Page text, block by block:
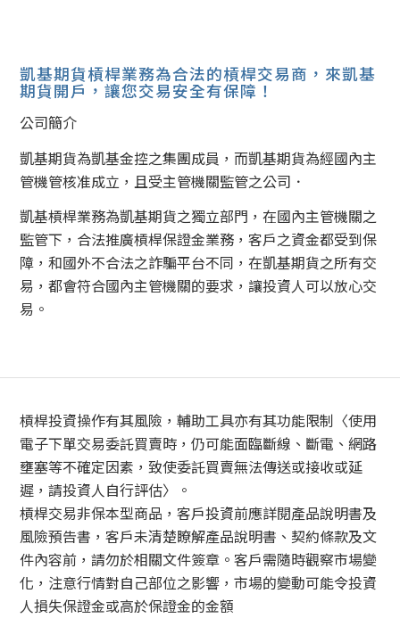
凱基期貨槓桿業務為合法的槓桿交易商，來凱基
期貨開戶，讓您交易安全有保障！
公司簡介
凱基期貨為凱基金控之集團成員，而凱基期貨為經國內主
管機管核准成立，且受主管機關監管之公司．
凱基槓桿業務為凱基期貨之獨立部門，在國內主管機關之
監管下，合法推廣槓桿保證金業務，客戶之資金都受到保
障，和國外不合法之詐騙平台不同，在凱基期貨之所有交
易，都會符合國內主管機關的要求，讓投資人可以放心交
易。
槓桿投資操作有其風險，輔助工具亦有其功能限制〈使用
電子下單交易委託買賣時，仍可能面臨斷線、斷電、網路
壅塞等不確定因素，致使委託買賣無法傳送或接收或延
遲，請投資人自行評估〉。
槓桿交易非保本型商品，客戶投資前應詳閱產品說明書及
風險預告書，客戶未清楚瞭解產品說明書、契約條款及文
件內容前，請勿於相關文件簽章。客戶需隨時觀察市場變
化，注意行情對自己部位之影響，市場的變動可能令投資
人損失保證金或高於保證金的金額